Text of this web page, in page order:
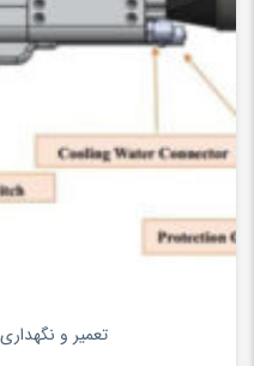
تعمیر و